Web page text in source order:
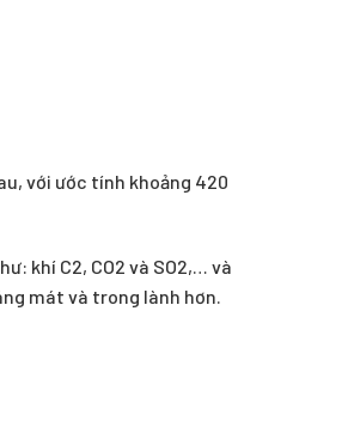
với ước tính khoảng 420
khí C2, CO2 và SO2,… và
mát và trong lành hơn.